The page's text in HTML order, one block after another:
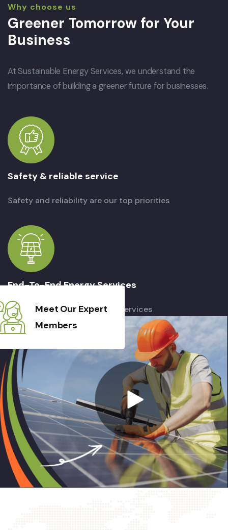
Why choose us
Greener Tomorrow for Your
Business
At Sustainable Energy Services, we understand the
importance of building a greener future for businesses.
Safety & reliable service
Safety and reliability are our top priorities
End-To-End Energy Services
We offer end-to-end energy services
Meet Our Expert
Members